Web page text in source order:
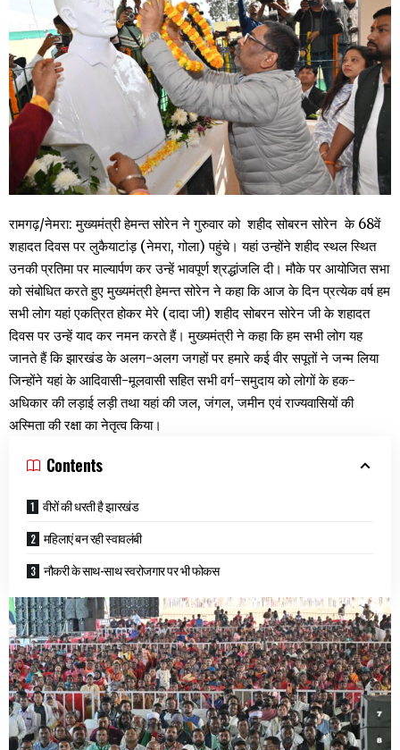
रामगढ़/नेमरा: मुख्यमंत्री हेमन्त सोरेन ने गुरुवार को शहीद सोबरन सोरेन के 68वें
शहादत दिवस पर लुकैयाटांड़ (नेमरा, गोला) पहुंचे। यहां उन्होंने शहीद स्थल स्थित
उनकी प्रतिमा पर माल्यार्पण कर उन्हें भावपूर्ण श्रद्धांजलि दी। मौके पर आयोजित सभा
को संबोधित करते हुए मुख्यमंत्री हेमन्त सोरेन ने कहा कि आज के दिन प्रत्येक वर्ष हम
सभी लोग यहां एकत्रित होकर मेरे (दादा जी) शहीद सोबरन सोरेन जी के शहादत
दिवस पर उन्हें याद कर नमन करते हैं। मुख्यमंत्री ने कहा कि हम सभी लोग यह
जानते हैं कि झारखंड के अलग-अलग जगहों पर हमारे कई वीर सपूतों ने जन्म लिया
जिन्होंने यहां के आदिवासी-मूलवासी सहित सभी वर्ग-समुदाय को लोगों के हक-
अधिकार की लड़ाई लड़ी तथा यहां की जल, जंगल, जमीन एवं राज्यवासियों की
अस्मिता की रक्षा का नेतृत्व किया।
Contents
वीरों की धरती है झारखंड
महिलाएं बन रही स्वावलंबी
नौकरी के साथ-साथ स्वरोजगार पर भी फोकस